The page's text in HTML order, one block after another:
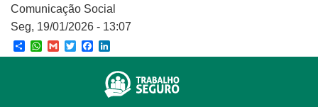
Comunicação Social
Seg, 19/01/2026 - 13:07
ShareWhatsApp
GmailTwitterFacebook